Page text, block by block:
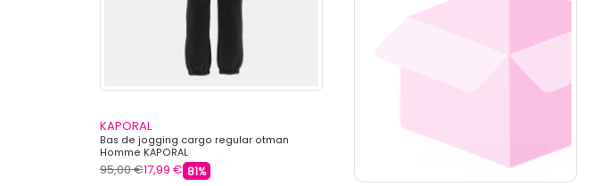
KAPORAL
Bas de jogging cargo regular otman
Homme KAPORAL
95,00 €17,99 € 81%